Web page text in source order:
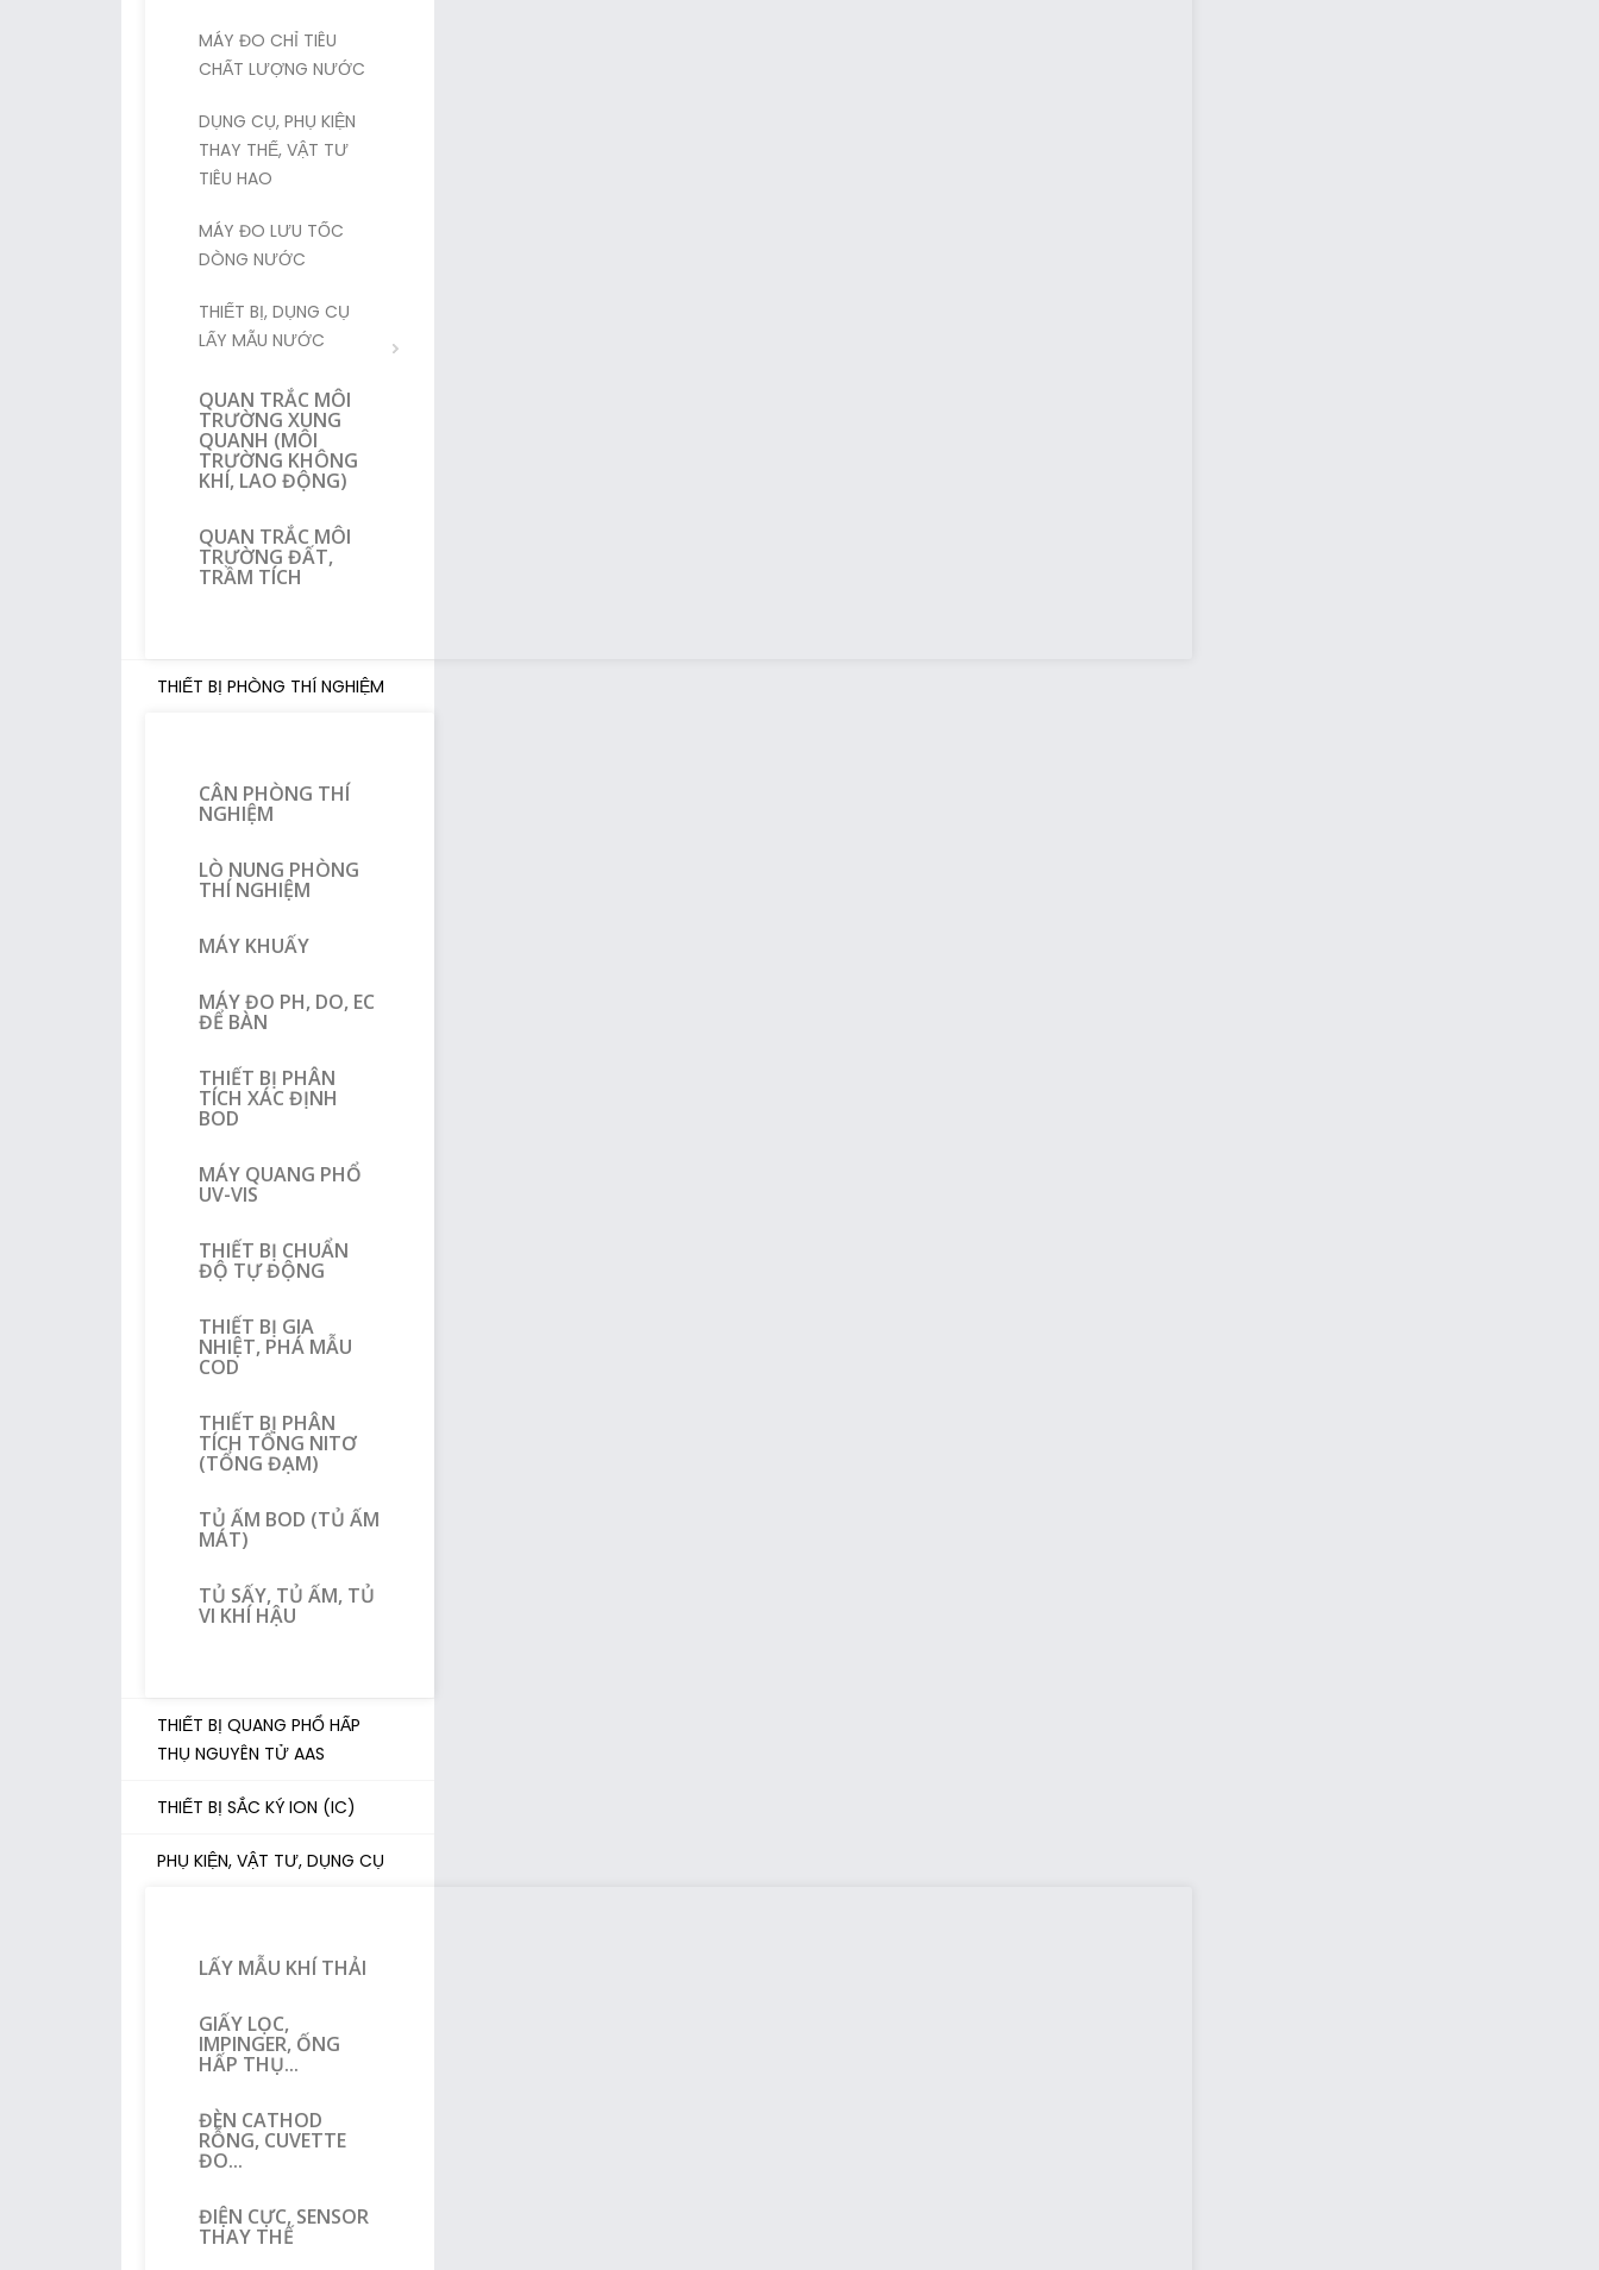
MÁY ĐO CHỈ TIÊU
CHẤT LƯỢNG NƯỚC
DỤNG CỤ, PHỤ KIỆN
THAY THẾ, VẬT TƯ
TIÊU HAO
MÁY ĐO LƯU TỐC
DÒNG NƯỚC
THIẾT BỊ, DỤNG CỤ
LẤY MẪU NƯỚC
QUAN TRẮC MÔI
TRƯỜNG XUNG
QUANH (MÔI
TRƯỜNG KHÔNG
KHÍ, LAO ĐỘNG)
QUAN TRẮC MÔI
TRƯỜNG ĐẤT,
TRẦM TÍCH
THIẾT BỊ PHÒNG THÍ NGHIỆM
CÂN PHÒNG THÍ
NGHIỆM
LÒ NUNG PHÒNG
THÍ NGHIỆM
MÁY KHUẤY
MÁY ĐO PH, DO, EC
ĐỂ BÀN
THIẾT BỊ PHÂN
TÍCH XÁC ĐỊNH
BOD
MÁY QUANG PHỔ
UV-VIS
THIẾT BỊ CHUẨN
ĐỘ TỰ ĐỘNG
THIẾT BỊ GIA
NHIỆT, PHÁ MẪU
COD
THIẾT BỊ PHÂN
TÍCH TỔNG NITƠ
(TỔNG ĐẠM)
TỦ ẤM BOD (TỦ ẤM
MÁT)
TỦ SẤY, TỦ ẤM, TỦ
VI KHÍ HẬU
THIẾT BỊ QUANG PHỔ HẤP
THỤ NGUYÊN TỬ AAS
THIẾT BỊ SẮC KÝ ION (IC)
PHỤ KIỆN, VẬT TƯ, DỤNG CỤ
LẤY MẪU KHÍ THẢI
GIẤY LỌC,
IMPINGER, ỐNG
HẤP THỤ...
ĐÈN CATHOD
RỖNG, CUVETTE
ĐO...
ĐIỆN CỰC, SENSOR
THAY THẾ